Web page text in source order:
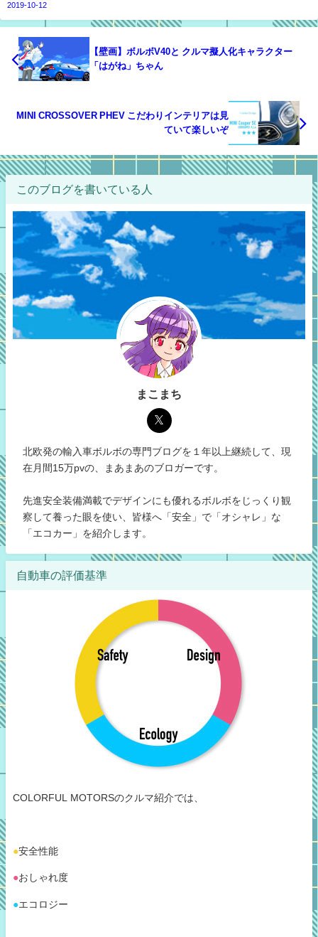
2019-10-12
【壁画】ボルボV40と クルマ擬人化キャラクター
「はがね」ちゃん
MINI CROSSOVER PHEV こだわりインテリアは見
ていて楽しいぞ
このブログを書いている人
まこまち
北欧発の輸入車ボルボの専門ブログを１年以上継続して、現
在月間15万pvの、まあまあのブロガーです。
先進安全装備満載でデザインにも優れるボルボをじっくり観
察して養った眼を使い、皆様へ「安全」で「オシャレ」な
「エコカー」を紹介します。
自動車の評価基準
COLORFUL MOTORSのクルマ紹介では、
●安全性能
●おしゃれ度
●エコロジー